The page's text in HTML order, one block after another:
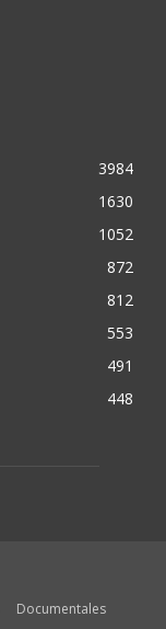
3984
1630
1052
872
812
553
491
448
Documentales